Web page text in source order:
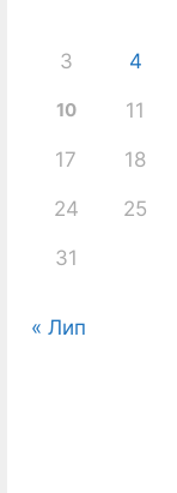
3 4
10 11
17 18
24 25
31
« Лип